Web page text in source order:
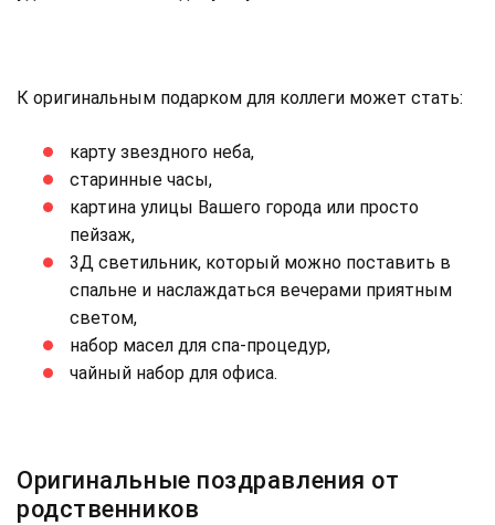
К оригинальным подарком для коллеги может стать:
карту звездного неба,
старинные часы,
картина улицы Вашего города или просто
пейзаж,
3Д светильник, который можно поставить в
спальне и наслаждаться вечерами приятным
светом,
набор масел для спа-процедур,
чайный набор для офиса.
Оригинальные поздравления от
родственников